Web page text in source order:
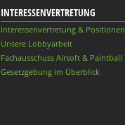
INTERESSENVERTRETUNG
Interessenvertretung & Positionen
Unsere Lobbyarbeit
Fachausschuss Airsoft & Paintball
Gesetzgebung im Überblick